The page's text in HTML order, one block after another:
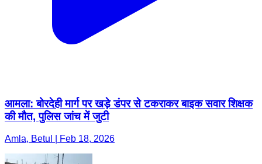
आमला: बोरदेही मार्ग पर खड़े डंपर से टकराकर बाइक सवार शिक्षक
की मौत, पुलिस जांच में जुटी
Amla, Betul | Feb 18, 2026